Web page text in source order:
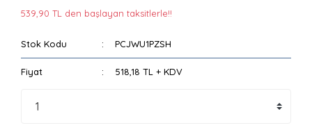
539,90 TL den başlayan taksitlerle!!
Stok Kodu PCJWU1PZSH
Fiyat 518,18 TL + KDV